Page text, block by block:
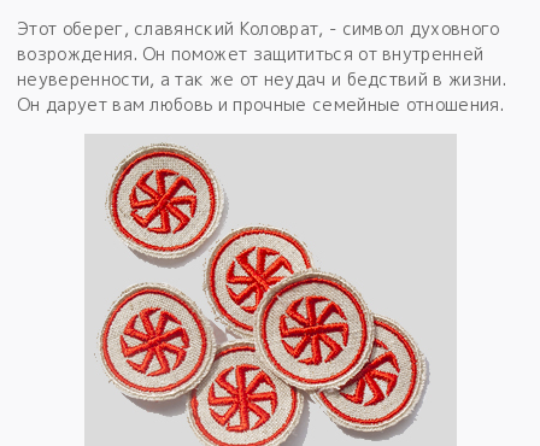
Этот оберег, славянский Коловрат, - символ духовного
возрождения. Он поможет защититься от внутренней
неуверенности, а так же от неудач и бедствий в жизни.
Он дарует вам любовь и прочные семейные отношения.